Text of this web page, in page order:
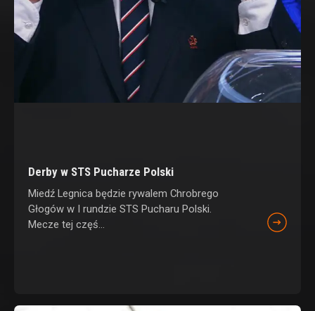
Derby w STS Pucharze Polski
Miedź Legnica będzie rywalem Chrobrego
Głogów w I rundzie STS Pucharu Polski.
Mecze tej częś...